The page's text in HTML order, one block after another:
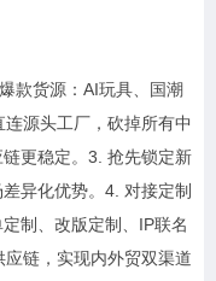
款货源：AI玩具、国潮
源头工厂，砍掉所有中
更稳定。3. 抢先锁定新
异化优势。4. 对接定制
制、改版定制、IP联名
链，实现内外贸双渠道